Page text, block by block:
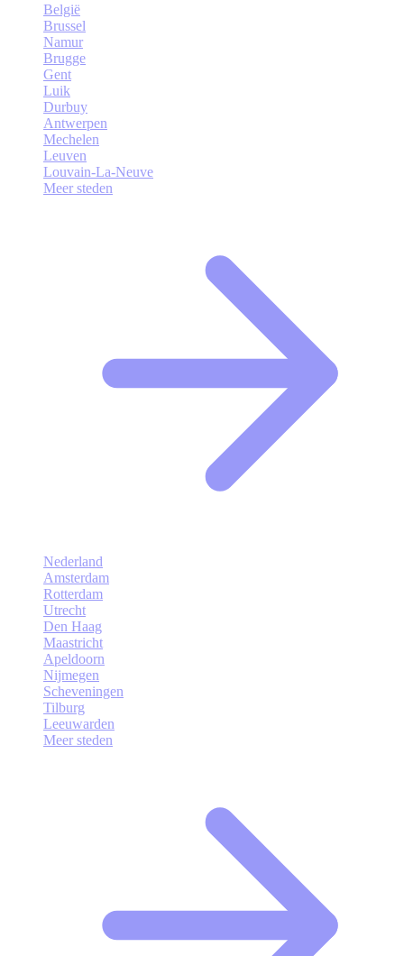
België
Brussel
Namur
Brugge
Gent
Luik
Durbuy
Antwerpen
Mechelen
Leuven
Louvain-La-Neuve
Meer steden
Nederland
Amsterdam
Rotterdam
Utrecht
Den Haag
Maastricht
Apeldoorn
Nijmegen
Scheveningen
Tilburg
Leeuwarden
Meer steden